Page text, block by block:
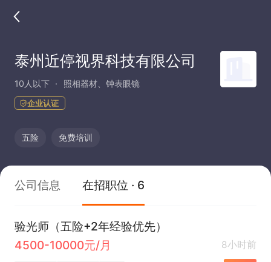
泰州近停视界科技有限公司
10人以下 照相器材、钟表眼镜
企业认证
五险 免费培训
公司信息 在招职位 · 6
验光师（五险+2年经验优先）
4500-10000元/月
8小时前